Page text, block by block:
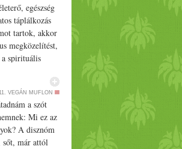
paradicsom
1 csésze
só, bors
vízzel és
- Egy
majd add
fokhagymát
süsd
hozzá a
a főtt
is. - 5-10
VEGÁN MUFLON
a szót
Mi ez az
A disznóm
sőt, már attól